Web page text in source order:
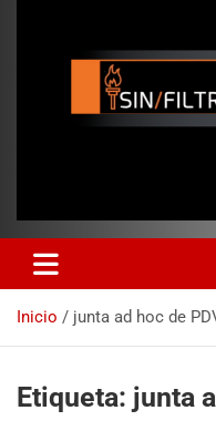
Inicio junta ad hoc de
Etiqueta: junta